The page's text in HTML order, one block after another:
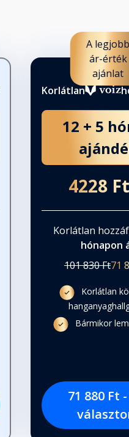
A legjobb
ár-érték
ajánlat
Korlátlan
12 + 5
4228 Ft
Korlátlan
hónapon
101 830 Ft71
Korlátlan
Bármikor
71 880 Ft